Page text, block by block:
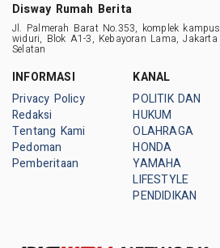
Disway Rumah Berita
Jl. Palmerah Barat No.353, komplek kampus
widuri, Blok A1-3, Kebayoran Lama, Jakarta
Selatan
INFORMASI
Privacy Policy
Redaksi
Tentang Kami
Pedoman
Pemberitaan
KANAL
POLITIK DAN
HUKUM
OLAHRAGA
HONDA
YAMAHA
LIFESTYLE
PENDIDIKAN